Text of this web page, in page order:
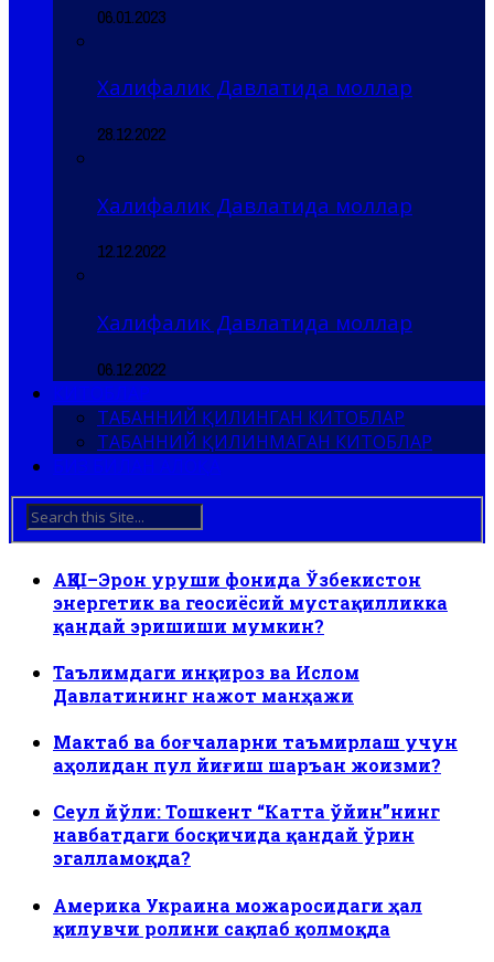
06.01.2023
Халифалик Давлатида моллар
28.12.2022
Халифалик Давлатида моллар
12.12.2022
Халифалик Давлатида моллар
06.12.2022
ТАБАННИЙ ҚИЛИНГАН КИТОБЛАР
ТАБАННИЙ ҚИЛИНМАГАН КИТОБЛАР
АҚШ–Эрон уруши фонида Ўзбекистон
энергетик ва геосиёсий мустақилликка
қандай эришиши мумкин?
Таълимдаги инқироз ва Ислом
Давлатининг нажот манҳажи
Мактаб ва боғчаларни таъмирлаш учун
аҳолидан пул йиғиш шаръан жоизми?
Сеул йўли: Тошкент “Катта ўйин”нинг
навбатдаги босқичида қандай ўрин
эгалламоқда?
Америка Украина можаросидаги ҳал
қилувчи ролини сақлаб қолмоқда